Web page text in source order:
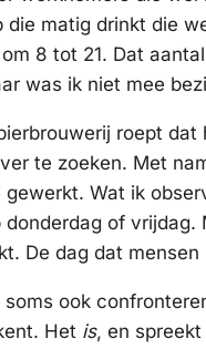
die matig drinkt die
8 tot 21. Dat
was ik niet mee
roept
te zoeken. Met
Wat ik
of
De dag dat
ook
Het is, en